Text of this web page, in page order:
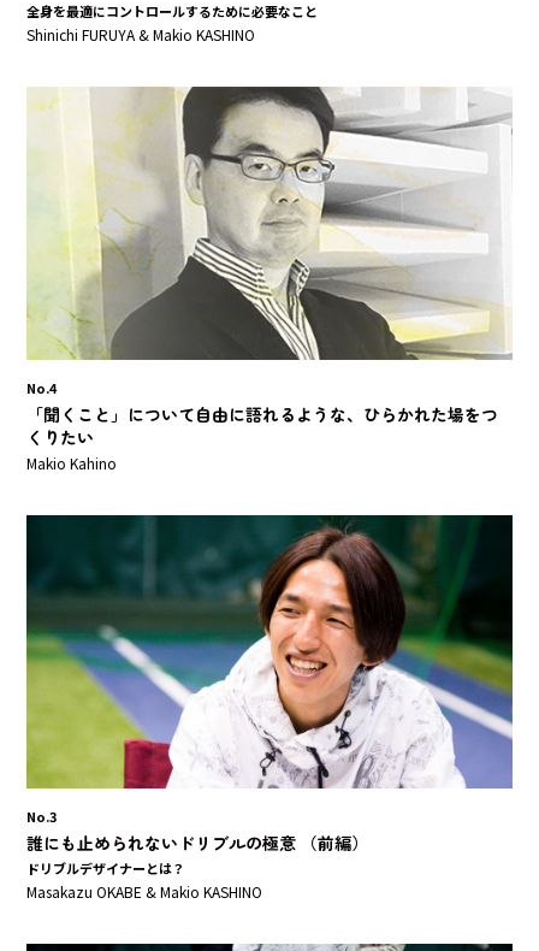
全身を最適にコントロールするために必要なこと
Shinichi FURUYA & Makio KASHINO
No.4
「聞くこと」について自由に語れるような、ひらかれた場をつ
くりたい
Makio Kahino
No.3
誰にも止められないドリブルの極意 （前編）
ドリブルデザイナーとは？
Masakazu OKABE & Makio KASHINO